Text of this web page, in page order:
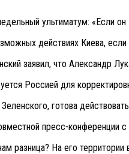
действиях Киева,
заявил, что Александр
Россией для
готова
пресс-конференции
разница? На его территории